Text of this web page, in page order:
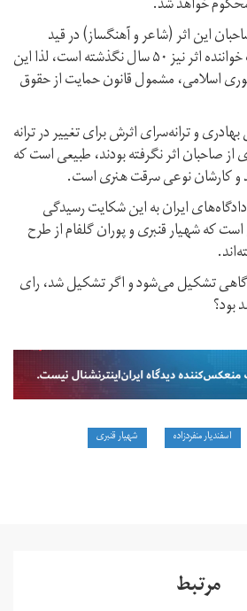
این اثر (شاعر و آهنگساز) در قید
حیات‌اند و از زمان درگذشت خواننده اثر نیز ۵۰ سال نگذشته است، لذا این
اسلامی، مشمول قانون حمایت از حقوق
و ترانه‌سرای اثرش برای تغییر در ترانه
صاحبان اثر نگرفته بودند، طبیعی است که
و کارشان نوعی سرقت هنری است.
ایران به این شکایت رسیدگی
که شهیار قنبری و پوران گلفام از طرح
تشکیل می‌شود و اگر تشکیل شد، رای
بود؟
اسفندیار منفردزاده
شهیار قنبری
مرتبط